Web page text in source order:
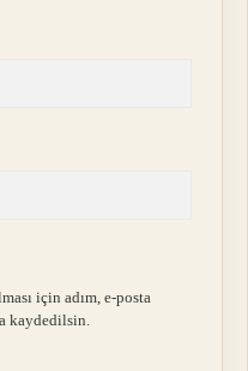
için adım, e-posta
kaydedilsin.